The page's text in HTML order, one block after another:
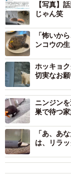
「これは既に握
などと指摘され
しかに表皮の赤
ーモンの握りに
この神秘的な深海
んにお話をうか
【写真】
じゃん笑
「怖いか
ンコウの
ホッキョ
切実なお
ニンジン
巣で待つ
「あ、あ
は、リラ